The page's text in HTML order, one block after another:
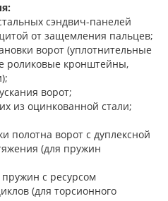
сэндвич-панелей
от защемления пальцев;
ворот (уплотнительные
роликовые кронштейны,
ворот;
из оцинкованной стали;
полотна ворот с дуплексной
(для пружин
с ресурсом
(для торсионного